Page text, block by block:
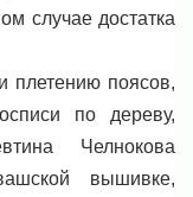
случае достатка
плетению поясов,
по дереву,
Челнокова
вышивке,